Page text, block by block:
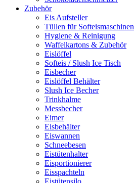
Zubehör
Eis Aufsteller
Tüllen für Softeismaschinen
Hygiene & Reinigung
Waffelkartons & Zubehör
Eislöffel
Softeis / Slush Ice Tisch
Eisbecher
Eislöffel Behälter
Slush Ice Becher
Trinkhalme
Messbecher
Eimer
Eisbehälter
Eiswannen
Schneebesen
Eistütenhalter
Eisportionierer
Eisspachteln
Eistütensilo